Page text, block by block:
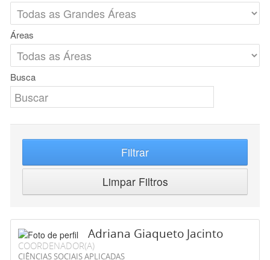
Áreas
Busca
Filtrar
Limpar Filtros
Adriana Giaqueto Jacinto
COORDENADOR(A)
CIÊNCIAS SOCIAIS APLICADAS